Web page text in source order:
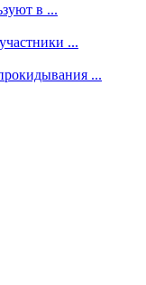
в ...
...
...